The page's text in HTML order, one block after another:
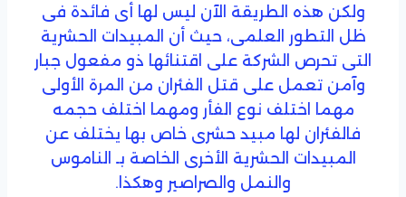
ولكن هذه الطريقة الآن ليس لها أى فائدة فى
ظل التطور العلمى، حيث أن المبيدات الحشرية
التى تحرص الشركة على اقتنائها ذو مفعول جبار
وآمن تعمل على قتل الفئران من المرة الأولى
مهما اختلف نوع الفأر ومهما اختلف حجمه
فالفئران لها مبيد حشرى خاص بها يختلف عن
المبيدات الحشرية الأخرى الخاصة بـ الناموس
والنمل والصراصير وهكذا.